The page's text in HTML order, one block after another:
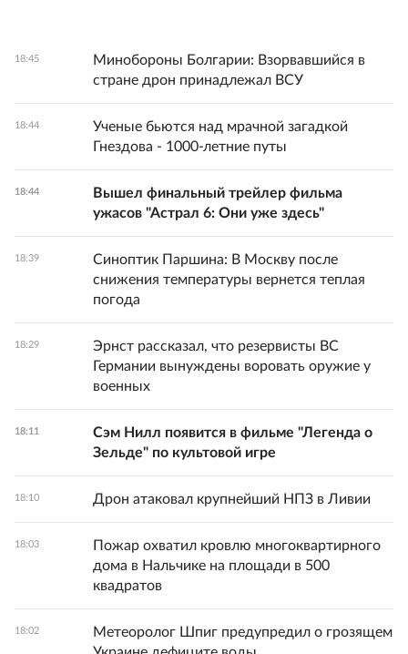
18:45
Минобороны Болгарии: Взорвавшийся в
стране дрон принадлежал ВСУ
18:44
Ученые бьются над мрачной загадкой
Гнездова - 1000-летние путы
18:44
Вышел финальный трейлер фильма
ужасов "Астрал 6: Они уже здесь"
18:39
Синоптик Паршина: В Москву после
снижения температуры вернется теплая
погода
18:29
Эрнст рассказал, что резервисты ВС
Германии вынуждены воровать оружие у
военных
18:11
Сэм Нилл появится в фильме "Легенда о
Зельде" по культовой игре
18:10 Дрон атаковал крупнейший НПЗ в Ливии
18:03
Пожар охватил кровлю многоквартирного
дома в Нальчике на площади в 500
квадратов
18:02
Метеоролог Шпиг предупредил о грозящем